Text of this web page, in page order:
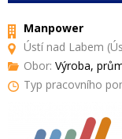
Manpower
Ústí nad Labem
Obor: Výroba,
Typ pracovního